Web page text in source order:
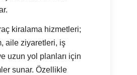
kiralama hizmetleri;
aile ziyaretleri, iş
uzun yol planları için
sunar. Özellikle